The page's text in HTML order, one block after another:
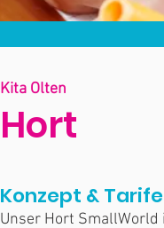
Kita Olten
Hort
Konzept & Tarife
Unser Hort